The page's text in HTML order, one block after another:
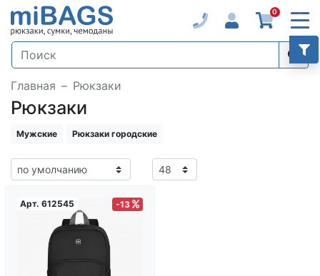
0
Главная Рюкзаки
Рюкзаки
Мужские Рюкзаки городские
Арт. 612545 -13